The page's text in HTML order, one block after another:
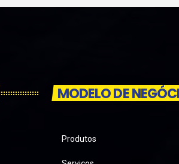
MODELO DE
Produtos